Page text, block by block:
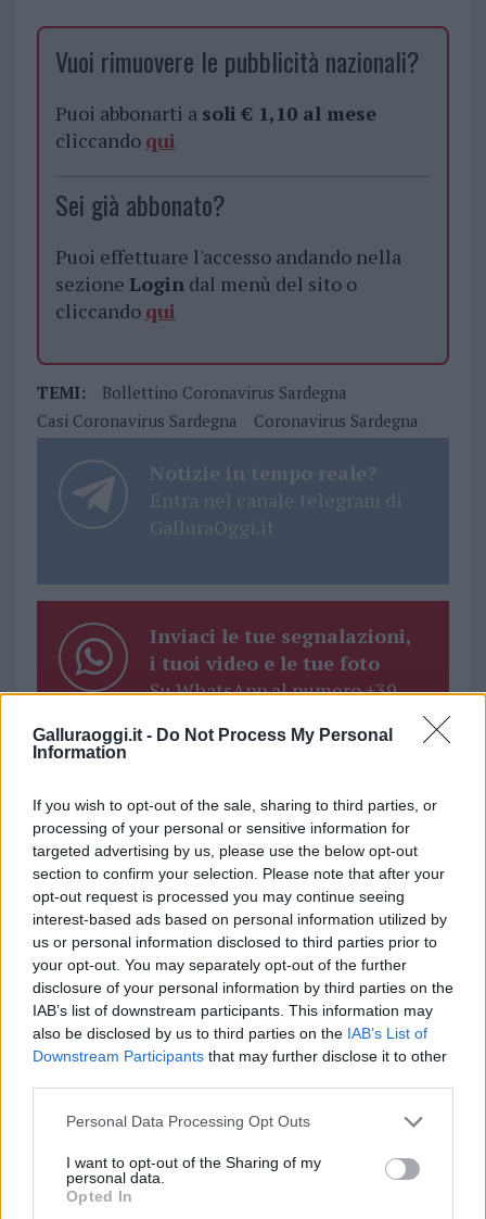
Galluraoggi.it - Do Not Process My Personal
Information
If you wish to opt-out of the sale, sharing to third parties, or
processing of your personal or sensitive information for
targeted advertising by us, please use the below opt-out
section to confirm your selection. Please note that after your
opt-out request is processed you may continue seeing
interest-based ads based on personal information utilized by
us or personal information disclosed to third parties prior to
your opt-out. You may separately opt-out of the further
disclosure of your personal information by third parties on the
IAB’s list of downstream participants. This information may
also be disclosed by us to third parties on the IAB’s List of
Downstream Participants that may further disclose it to other
Please note that this website/app uses one or more Google
not limited to your visit or usage behaviour. You may click to
grant or deny consent to Google and its third-party tags to
use your data for below specified purposes in below Google
Personal Data Processing Opt Outs
I want to opt-out of the Sharing of my
personal data.
Opted In
Vuoi rimuovere le pubblicità nazionali?
Puoi abbonarti a soli € 1,10 al mese
cliccando qui
Sei già abbonato?
Puoi effettuare l'accesso andando nella
sezione Logindal menù del sito o
cliccando qui
TEMI:
Bollettino Coronavirus Sardegna
Casi Coronavirus Sardegna
Coronavirus Sardegna
Notizie in tempo reale?
Entra nel canale telegram di
GalluraOggi.it
Inviaci le tue segnalazioni,
i tuoi video e le tue foto
Su WhatsApp al numero +39
Ricevi le nostre ultime news
daGoogle News
Condividi l'articolo
F
a
ce
b
o
o
T
w
it
te
r
Pi
n
te
re
st
W
h
at
s
A
S
h
a
re
Prossimo articolo